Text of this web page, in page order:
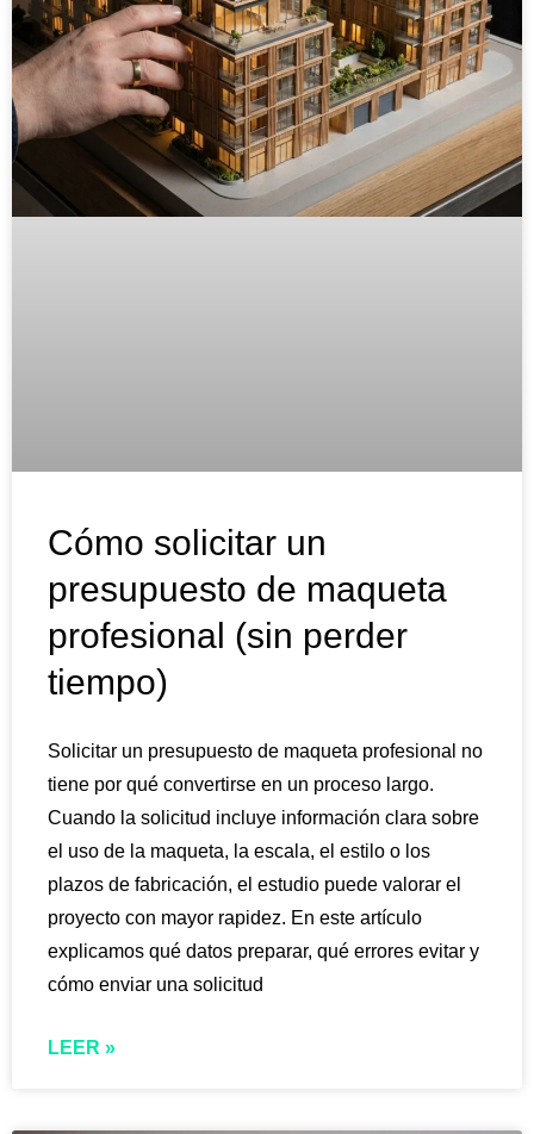
Cómo solicitar un
presupuesto de maqueta
profesional (sin perder
tiempo)
Solicitar un presupuesto de maqueta profesional no
tiene por qué convertirse en un proceso largo.
Cuando la solicitud incluye información clara sobre
el uso de la maqueta, la escala, el estilo o los
plazos de fabricación, el estudio puede valorar el
proyecto con mayor rapidez. En este artículo
explicamos qué datos preparar, qué errores evitar y
cómo enviar una solicitud
LEER »